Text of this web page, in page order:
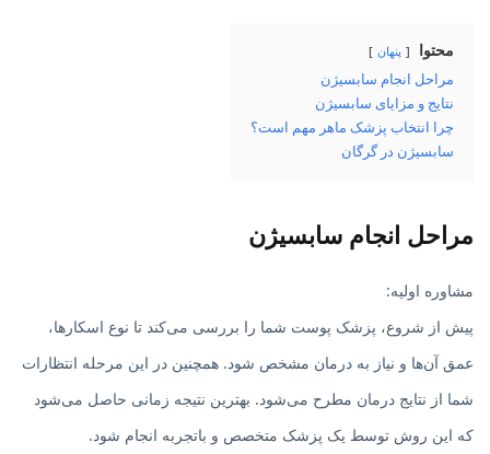
محتوا پنهان
مراحل انجام سابسیژن
نتایج و مزایای سابسیژن
چرا انتخاب پزشک ماهر مهم است؟
سابسیژن در گرگان
مراحل انجام سابسیژن
مشاوره اولیه:
پیش از شروع، پزشک پوست شما را بررسی می‌کند تا نوع اسکارها،
عمق آن‌ها و نیاز به درمان مشخص شود. همچنین در این مرحله انتظارات
شما از نتایج درمان مطرح می‌شود. بهترین نتیجه زمانی حاصل می‌شود
که این روش توسط یک پزشک متخصص و باتجربه انجام شود.